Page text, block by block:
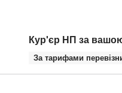
Кур'єр НП за
За тарифами